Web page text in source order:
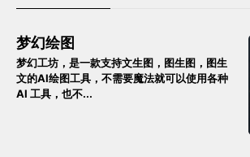
梦幻绘图
梦幻工坊，是一款支持文生图，图生图，图生
文的AI绘图工具，不需要魔法就可以使用各种
AI 工具，也不...